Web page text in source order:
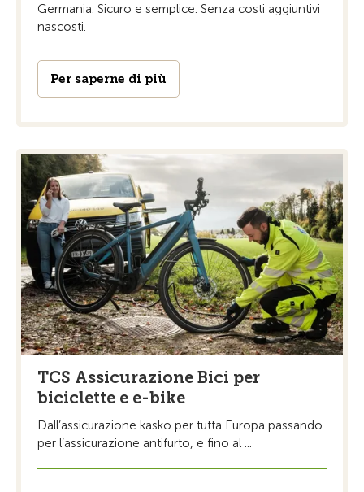
Germania. Sicuro e semplice. Senza costi aggiuntivi
nascosti.
Per saperne di più
TCS Assicurazione Bici per
biciclette e e-bike
Dall’assicurazione kasko per tutta Europa passando
per l’assicurazione antifurto, e fino al ...